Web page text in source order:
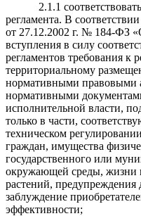
2.1.1
регламента. В
от 27.12.2002 г. № 184-ФЗ
вступления в силу
регламентов требования к
территориальному
нормативными правовыми
нормативными
исполнительной власти,
только в части,
техническом
граждан, имущества
государственного или
окружающей среды, жизни
растений, предупреждения
заблуждение
эффективности;